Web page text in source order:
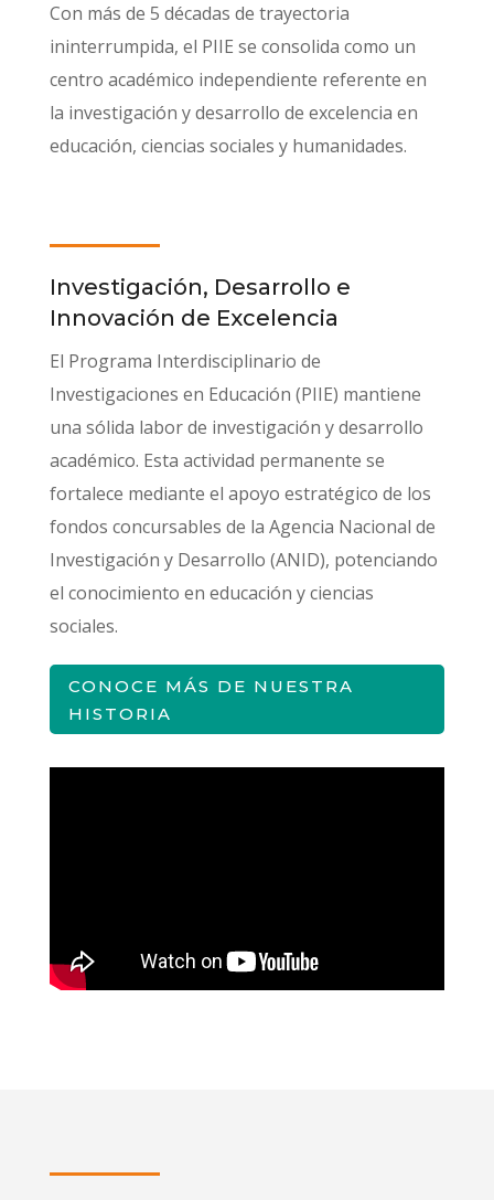
Con más de 5 décadas de trayectoria
ininterrumpida, el PIIE se consolida como un
centro académico independiente referente en
la investigación y desarrollo de excelencia en
educación, ciencias sociales y humanidades.
Investigación, Desarrollo e
Innovación de Excelencia
El Programa Interdisciplinario de
Investigaciones en Educación (PIIE) mantiene
una sólida labor de investigación y desarrollo
académico. Esta actividad permanente se
fortalece mediante el apoyo estratégico de los
fondos concursables de la Agencia Nacional de
Investigación y Desarrollo (ANID), potenciando
el conocimiento en educación y ciencias
sociales.
CONOCE MÁS DE NUESTRA
HISTORIA